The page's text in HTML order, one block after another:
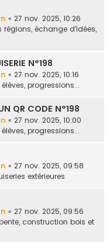
« 27 nov. 2025, 10:26
régions, échange d'idées,
N°198
« 27 nov. 2025, 10:16
progressions...
QR CODE N°198
« 27 nov. 2025, 10:00
progressions...
« 27 nov. 2025, 09:58
extérieures
« 27 nov. 2025, 09:56
construction bois et